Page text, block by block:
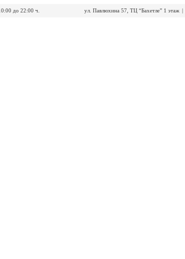
до 22:00 ч. ул. Павлюхина 57, ТЦ “Бахетле” 1 этаж |